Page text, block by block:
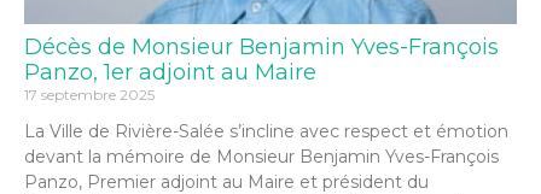
Décès de Monsieur Benjamin Yves-François
Panzo, 1er adjoint au Maire
17 septembre 2025
La Ville de Rivière-Salée s’incline avec respect et émotion
devant la mémoire de Monsieur Benjamin Yves-François
Panzo, Premier adjoint au Maire et président du